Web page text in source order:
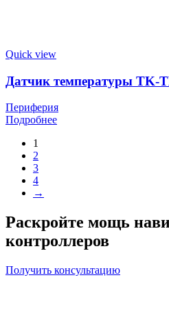
Quick view
Датчик температуры TK-
Периферия
Подробнее
1
2
3
4
→
Раскройте мощь
контроллеров
Получить консультацию